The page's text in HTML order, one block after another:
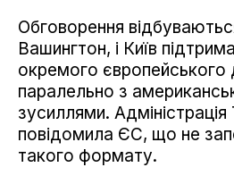
Обговорення
Вашингтон, і Київ
окремого європейського
паралельно з
зусиллями.
повідомила ЄС, що не
такого формату.